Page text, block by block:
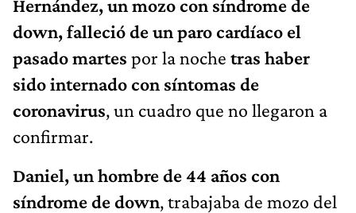
Hernández, un mozo con síndrome de
down, falleció de un paro cardíaco el
pasado martes por la noche tras haber
sido internado con síntomas de
coronavirus, un cuadro que no llegaron a
confirmar.
Daniel, un hombre de 44 años con
síndrome de down, trabajaba de mozo del